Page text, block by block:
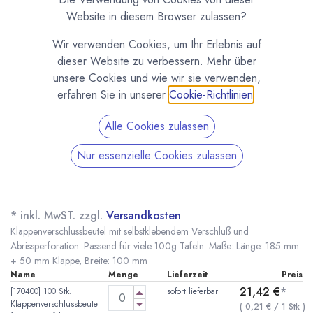
Klappenverschlussbeutel für 100g Tafel
* inkl. MwST. zzgl. Versandkosten
Klappenverschlussbeutel mit selbstklebendem Verschluß und
Abrissperforation. Passend für viele 100g Tafeln. Maße: Länge: 185 mm
+ 50 mm Klappe, Breite: 100 mm
Name Menge Lieferzeit
Preis
[170400] 100 Stk.
Klappenverschlussbeutel
sofort lieferbar 21,42 €*
(0,21 € /1 Stk )
Website in diesem Browser zulassen?
Wir verwenden Cookies, um Ihr Erlebnis auf
dieser Website zu verbessern. Mehr über
unsere Cookies und wie wir sie verwenden,
erfahren Sie in unserer Cookie-Richtlinien
Alle Cookies zulassen
Nur essenzielle Cookies zulassen